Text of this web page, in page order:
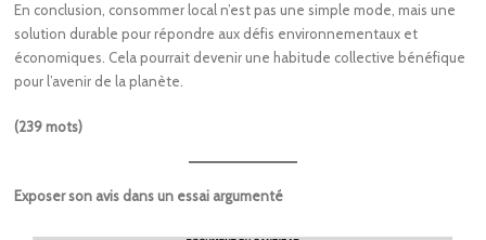
En conclusion, consommer local n’est pas une simple mode, mais une
solution durable pour répondre aux défis environnementaux et
économiques. Cela pourrait devenir une habitude collective bénéfique
pour l’avenir de la planète.
(239 mots)
Exposer son avis dans un essai argumenté